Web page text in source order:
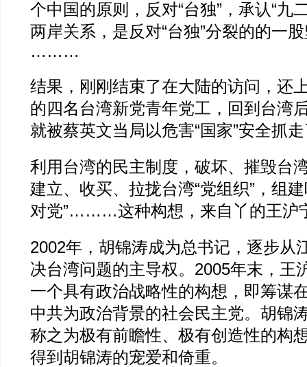
个中国的原则，反对“台独”，承认“九
两岸关系，是反对“台独”分裂的的一
………
结果，刚刚结束了在大陆的访问，还
的四名台湾新党青年党工，回到台湾
就被蔡英文当局以危害“国家”安全抓
利用台湾的民主制度，破坏、摧毁台
建立、收买、拉拢台湾“党组织”，组
对党”………这种构想，来自丫的王沪
2002年，胡锦涛成为总书记，逐步从
决台湾问题的主导权。2005年末，王
一个具有政治战略性的构想，即筹谋
中共为政治背景的社会民主党。胡锦
称之为极有前瞻性、极有创造性的构
得到胡锦涛的宠爱和倚重。